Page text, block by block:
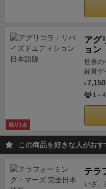
残り1点
アグ
ョン
世界の
経営ゲ
¥ 7,150
1～
この商品を好きな人がお
テラ
いざ、